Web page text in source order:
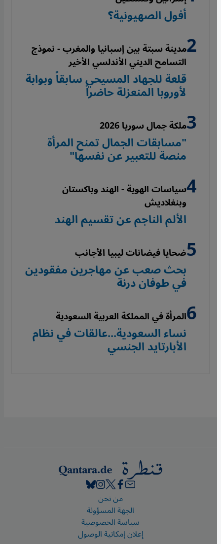
أفول الصهيونية؟
مدينة سبتة بين إسبانيا والمغرب - نموذج
التسامح الديني الأندلسي الأخير
قلعة للجهاد المسيحي سابقاً وبوابة
لأوروبا المنعزلة حاضراً
ملكة جمال سوريا 2026
"مسابقات الجمال تمنح المرأة
منصة للتعبير عن نفسها"
سياسات الهوية - الهند وباكستان
وبنغلاديش
الألم الناجم عن تقسيم الهند
ضحايا فيضانات ليبيا الأجانب
بحث صعب عن مهاجرين مفقودين
في طوفان درنة
المرأة في المملكة العربية السعودية
نساء السعودية...عالقات في نظام
الأبارتايد الجنسي
Footer
من نحن
الجهة المسؤولة
سياسة الخصوصية
إعلان إمكانية الوصول